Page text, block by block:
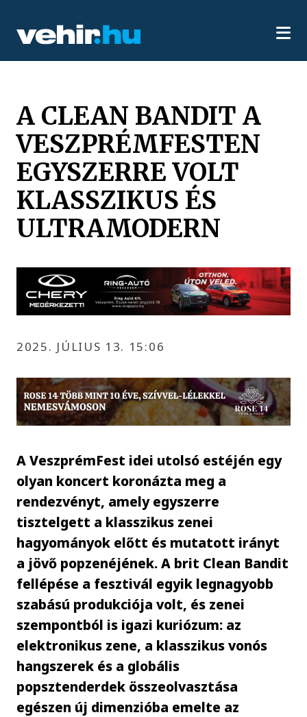
A CLEAN BANDIT A
VESZPRÉMFESTEN
EGYSZERRE VOLT
KLASSZIKUS ÉS
ULTRAMODERN
2025. JÚLIUS 13. 15:06
A VeszprémFest idei utolsó estéjén egy
olyan koncert koronázta meg a
rendezvényt, amely egyszerre
tisztelgett a klasszikus zenei
hagyományok előtt és mutatott irányt
a jövő popzenéjének. A brit Clean Bandit
fellépése a fesztivál egyik legnagyobb
szabású produkciója volt, és zenei
szempontból is igazi kuriózum: az
elektronikus zene, a klasszikus vonós
hangszerek és a globális
popsztenderdek összeolvasztása
egészen új dimenzióba emelte az